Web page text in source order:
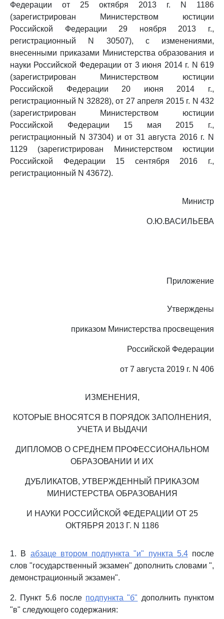
Федерации от 25 октября 2013 г. N 1186
(зарегистрирован Министерством юстиции
Российской Федерации 29 ноября 2013 г.,
регистрационный N 30507), с изменениями,
внесенными приказами Министерства образования и
науки Российской Федерации от 3 июня 2014 г. N 619
(зарегистрирован Министерством юстиции
Российской Федерации 20 июня 2014 г.,
регистрационный N 32828), от 27 апреля 2015 г. N 432
(зарегистрирован Министерством юстиции
Российской Федерации 15 мая 2015 г.,
регистрационный N 37304) и от 31 августа 2016 г. N
1129 (зарегистрирован Министерством юстиции
Российской Федерации 15 сентября 2016 г.,
регистрационный N 43672).
Министр
О.Ю.ВАСИЛЬЕВА
Приложение
Утверждены
приказом Министерства просвещения
Российской Федерации
от 7 августа 2019 г. N 406
ИЗМЕНЕНИЯ,
КОТОРЫЕ ВНОСЯТСЯ В ПОРЯДОК ЗАПОЛНЕНИЯ,
УЧЕТА И ВЫДАЧИ
ДИПЛОМОВ О СРЕДНЕМ ПРОФЕССИОНАЛЬНОМ
ОБРАЗОВАНИИ И ИХ
ДУБЛИКАТОВ, УТВЕРЖДЕННЫЙ ПРИКАЗОМ
МИНИСТЕРСТВА ОБРАЗОВАНИЯ
И НАУКИ РОССИЙСКОЙ ФЕДЕРАЦИИ ОТ 25
ОКТЯБРЯ 2013 Г. N 1186
1. В абзаце втором подпункта "и" пункта 5.4после
слов "государственный экзамен" дополнить словами ",
демонстрационный экзамен".
2. Пункт 5.6 после подпункта "б" дополнить пунктом
"в" следующего содержания: